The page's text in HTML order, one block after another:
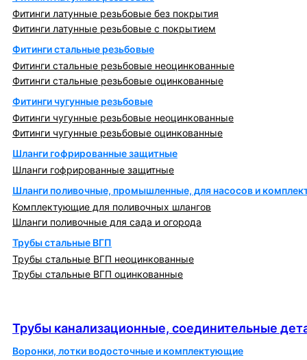
Фитинги латунные резьбовые без покрытия
Фитинги латунные резьбовые с покрытием
Фитинги стальные резьбовые
Фитинги стальные резьбовые неоцинкованные
Фитинги стальные резьбовые оцинкованные
Фитинги чугунные резьбовые
Фитинги чугунные резьбовые неоцинкованные
Фитинги чугунные резьбовые оцинкованные
Шланги гофрированные защитные
Шланги гофрированные защитные
Шланги поливочные, промышленные, для насосов и
Комплектующие для поливочных шлангов
Шланги поливочные для сада и огорода
Трубы стальные ВГП
Трубы стальные ВГП неоцинкованные
Трубы стальные ВГП оцинкованные
Трубы канализационные, соединительные
Воронки, лотки водосточные и комплектующие